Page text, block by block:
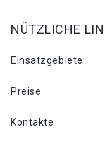
NÜTZLICHE
Einsatzgebiete
Preise
Kontakte